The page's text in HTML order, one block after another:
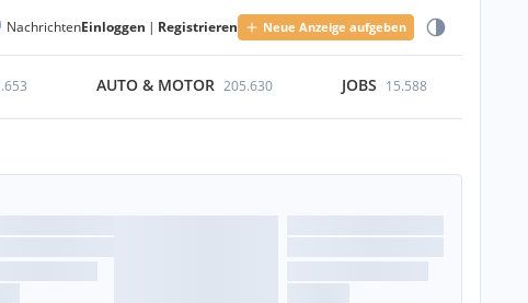
NachrichtenEinloggen | Registrieren Neue Anzeige aufgeben
AUTO & MOTOR 205.630 JOBS 15.588